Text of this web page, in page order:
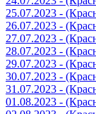
25.07.2023 -
26.07.2023 -
27.07.2023 -
28.07.2023 -
29.07.2023 -
30.07.2023 -
31.07.2023 -
01.08.2023 -